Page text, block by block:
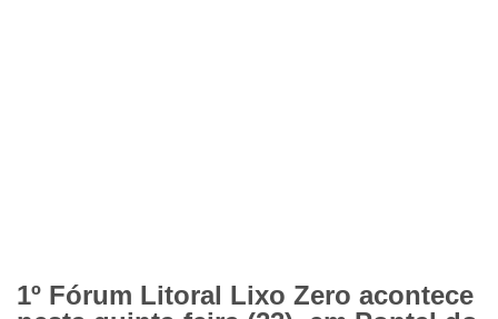
1º Fórum Litoral Lixo Zero acontece